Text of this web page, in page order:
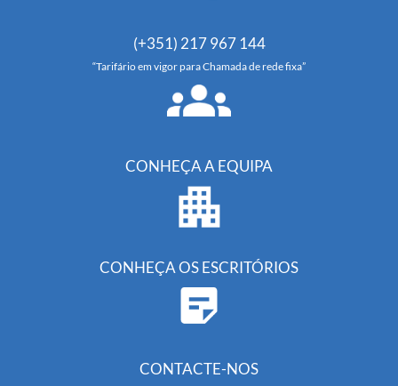
(+351) 217 967 144
“Tarifário em vigor para Chamada de rede fixa”
CONHEÇA A EQUIPA
CONHEÇA OS ESCRITÓRIOS
CONTACTE-NOS